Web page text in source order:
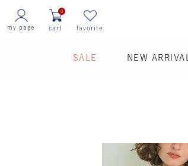
my page cart
0
favorite
SALE NEW ARRIVAL